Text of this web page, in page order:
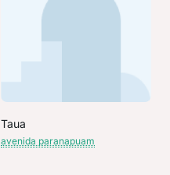
Taua
avenida paranapuam